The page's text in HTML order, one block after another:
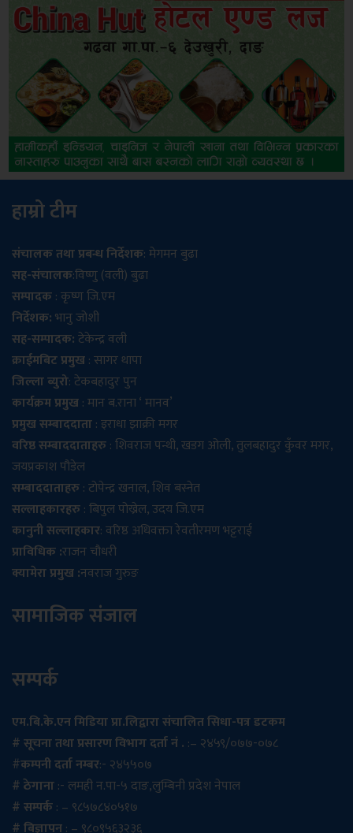
हाम्रो टीम
संचालक तथा प्रबन्ध निर्देशक: मेगमन बुढा
सह-संचालक:विष्णु (वली) बुढा
सम्पादक: कृष्ण जि.एम
निर्देशक:भानु जोशी
सह-सम्पादक:टेकेन्द्र वली
क्राईमबिट प्रमुख: सागर थापा
जिल्ला ब्युरो: टेकबहादुर पुन
कार्यक्रम प्रमुख: मान ब.राना ‘ मानव’
प्रमुख सम्बाददाता: इराधा झाक्री मगर
वरिष्ठ सम्बाददाताहरु: शिवराज पन्थी, खडग ओली, तुलबहादुर कुँवर मगर,
जयप्रकाश पौडेल
सम्बाददाताहरु: टोपेन्द्र खनाल, शिव बस्नेत
सल्लाहकारहरु: बिपुल पोख्रेल, उदय जि.एम
कानुनी सल्लाहकार: वरिष्ठ अधिवक्ता रेवतीरमण भट्टराई
प्राविधिक :राजन चौधरी
क्यामेरा प्रमुख :नवराज गुरुङ
सामाजिक संजाल
सम्पर्क
एम.बि.के.एन मिडिया प्रा.लिद्वारा संचालित सिधा-पत्र डटकम
# सूचना तथा प्रसारण विभाग दर्ता नं . :– २४५९/०७७-०७८
#कम्पनी दर्ता नम्बर:- २४५५०७
# ठेगाना:- लमही न.पा-५ दाङ,लुम्बिनी प्रदेश नेपाल
# सम्पर्क: – ९८५७८४०५१७
# बिज्ञापन: – ९८०९५६३२३६